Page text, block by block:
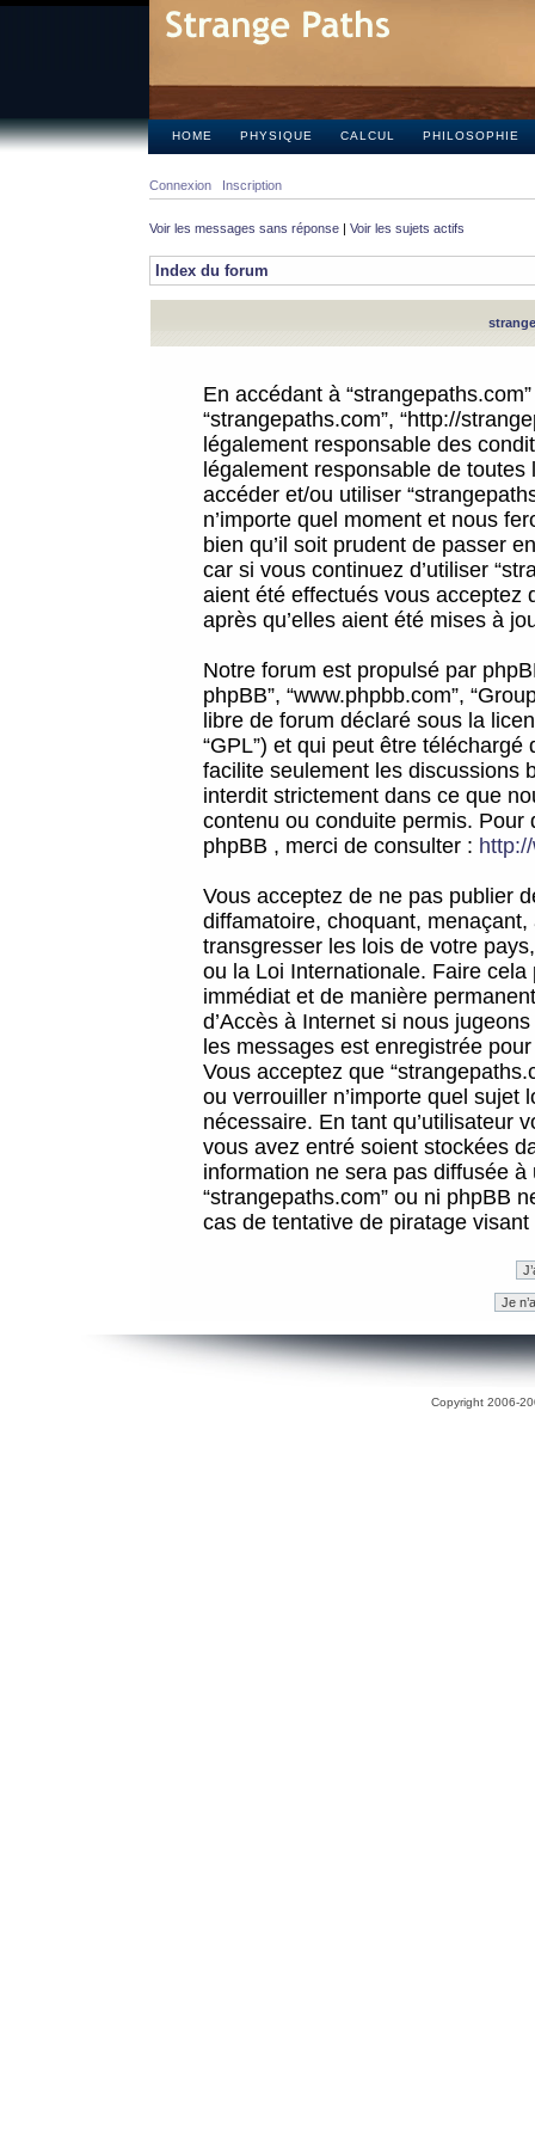
HOME PHYSIQUE CALCUL PHILOSOPHIE
Connexion Inscription
Voir les messages sans réponse | Voir les sujets actifs
Index du forum
En accédant à
“strangepaths.com”, “http://
légalement responsable des
légalement responsable de
accéder et/ou utiliser
n’importe quel moment et nous
bien qu’il soit prudent de passer
car si vous continuez d’utiliser
aient été effectués vous acceptez
après qu’elles aient été mises à
Notre forum est propulsé par
phpBB”, “www.phpbb.com”,
libre de forum déclaré sous la
“GPL”) et qui peut être téléchargé
facilite seulement les discussions
interdit strictement dans ce que
contenu ou conduite permis.
phpBB , merci de consulter :
Vous acceptez de ne pas publier
diffamatoire, choquant,
transgresser les lois de votre
ou la Loi Internationale. Faire
immédiat et de manière
d’Accès à Internet si nous
les messages est enregistrée
Vous acceptez que
ou verrouiller n’importe quel sujet
nécessaire. En tant qu’utilisateur
vous avez entré soient stockées
information ne sera pas diffusée
“strangepaths.com” ou ni phpBB
cas de tentative de piratage
Copyright 2006-